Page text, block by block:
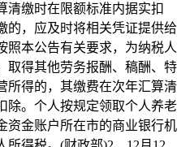
清缴时在限额标准内据实扣
的，应及时将相关凭证提供给
照本公告有关要求，为纳税人
取得其他劳务报酬、稿酬、特
所得的，其缴费在次年汇算清
除。个人按规定领取个人养老
资金账户所在市的商业银行机